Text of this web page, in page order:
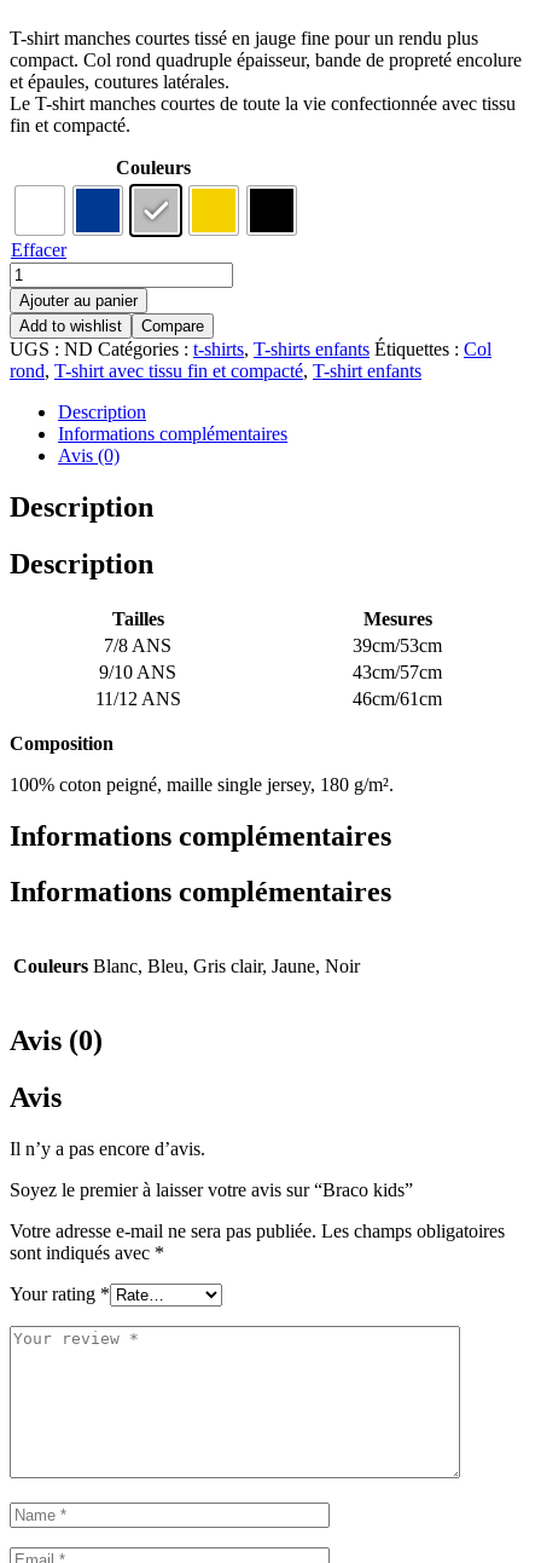
T-shirt manches courtes tissé en jauge fine pour un rendu plus
compact. Col rond quadruple épaisseur, bande de propreté encolure
et épaules, coutures latérales.
Le T-shirt manches courtes de toute la vie confectionnée avec tissu
fin et compacté.
Couleurs
Effacer
Ajouter au panier
Add to wishlist
Compare
UGS : ND Catégories : t-shirts, T-shirts enfants Étiquettes : Col
rond, T-shirt avec tissu fin et compacté, T-shirt enfants
Description
Informations complémentaires
Avis (0)
Description
Description
Tailles
Mesures
7/8 ANS
39cm/53cm
9/10 ANS
43cm/57cm
11/12 ANS
46cm/61cm
Composition
100% coton peigné, maille single jersey, 180 g/m².
Informations complémentaires
Informations complémentaires
Couleurs Blanc, Bleu, Gris clair, Jaune, Noir
Avis (0)
Avis
Il n’y a pas encore d’avis.
Soyez le premier à laisser votre avis sur “Braco kids”
Votre adresse e-mail ne sera pas publiée. Les champs obligatoires
sont indiqués avec *
Your rating *